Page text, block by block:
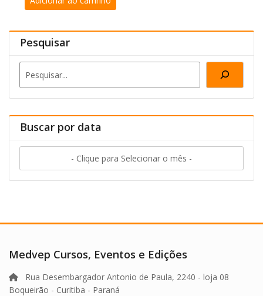
original atual
Pesquisar
Buscar por data
- Clique para Selecionar o mês -
Medvep Cursos, Eventos e Edições
Rua Desembargador Antonio de Paula, 2240 - loja 08
Boqueirão - Curitiba - Paraná